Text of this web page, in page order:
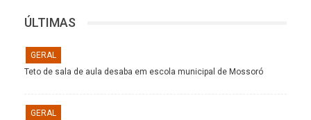
ÚLTIMAS
GERAL
Teto de sala de aula desaba em escola municipal de Mossoró
GERAL